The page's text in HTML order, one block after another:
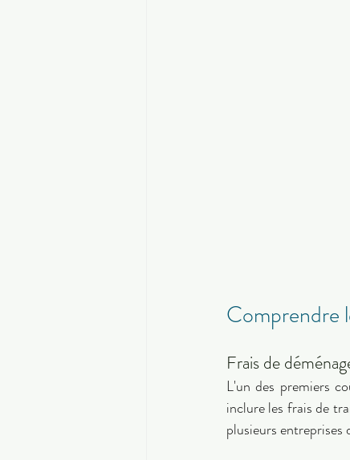
Comprendre
Frais de
L'un des premiers
inclure les frais de
plusieurs